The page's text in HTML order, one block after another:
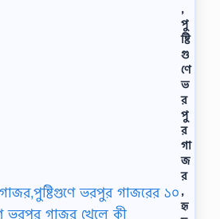
,
পু
ষ্টি
গু
ণে
ভ
র
পু
র
গা
জ
র
,
হৃ